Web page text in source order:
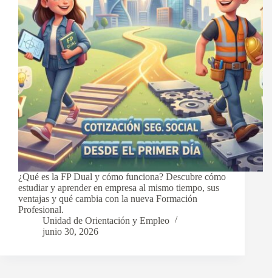
¿Qué es la FP Dual y cómo funciona? Descubre cómo
estudiar y aprender en empresa al mismo tiempo, sus
ventajas y qué cambia con la nueva Formación
Profesional.
Unidad de Orientación y Empleo
junio 30, 2026